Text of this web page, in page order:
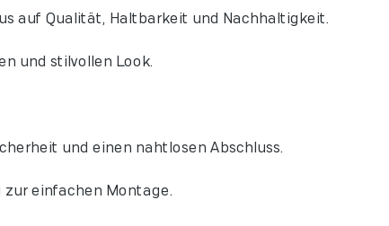
auf Qualität, Haltbarkeit und Nachhaltigkeit.
und stilvollen Look.
und einen nahtlosen Abschluss.
einfachen Montage.